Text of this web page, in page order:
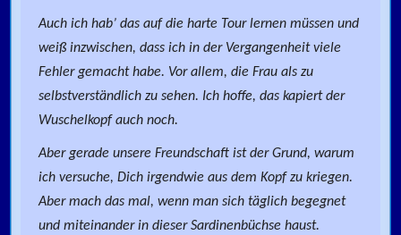
Auch ich hab’ das auf die harte Tour lernen müssen und
weiß inzwischen, dass ich in der Vergangenheit viele
Fehler gemacht habe. Vor allem, die Frau als zu
selbstverständlich zu sehen. Ich hoffe, das kapiert der
Wuschelkopf auch noch.
Aber gerade unsere Freundschaft ist der Grund, warum
ich versuche, Dich irgendwie aus dem Kopf zu kriegen.
Aber mach das mal, wenn man sich täglich begegnet
und miteinander in dieser Sardinenbüchse haust.